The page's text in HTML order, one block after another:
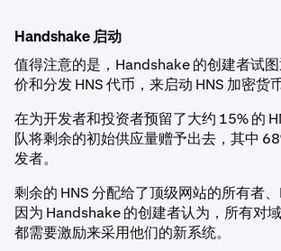
Handshake 启动
值得注意的是，Handshake 的创建者试
价和分发 HNS 代币，来启动 HNS 加密货
在为开发者和投资者预留了大约 15% 的
队将剩余的初始供应量赠予出去，其中
发者。
剩余的 HNS 分配给了顶级网站的所有者、
因为 Handshake 的创建者认为，所有对
都需要激励来采用他们的新系统。